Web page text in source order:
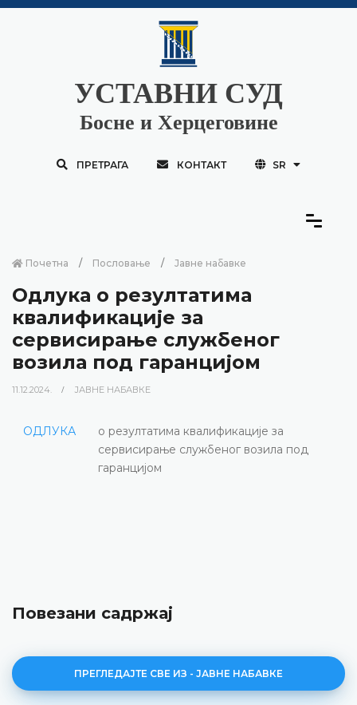
УСТАВНИ СУД
Босне и Херцеговине
ПРЕТРАГА КОНТАКТ SR
Почетна Пословање Јавне набавке
Одлука о резултатима
квалификације за
сервисирање службеног
возила под гаранцијом
11.12.2024. ЈАВНЕ НАБАВКЕ
ОДЛУКА
о резултатима квалификације за
сервисирање службеног возила под
гаранцијом
Повезани садржај
ПРЕГЛЕДАЈТЕ СВЕ ИЗ - ЈАВНЕ НАБАВКЕ